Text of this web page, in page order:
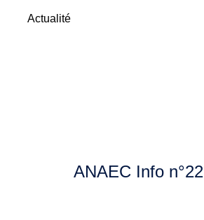
Actualité
ANAEC Info n°22